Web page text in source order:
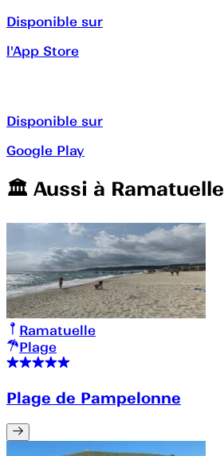
Disponible sur
l'App Store
Disponible sur
Google Play
🏛️️ Aussi à Ramatuelle
Ramatuelle
Plage
Plage de Pampelonne